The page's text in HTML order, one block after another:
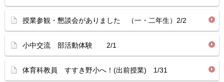
授業参観・懇談会がありました （一・二年生）2/2
小中交流 部活動体験 2/1
体育科教員 すすき野小へ！(出前授業) 1/31